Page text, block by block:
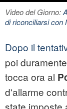
Video del Giorno:
di riconciliarsi con
Dopo il
poi
tocca ora al
d'allarme